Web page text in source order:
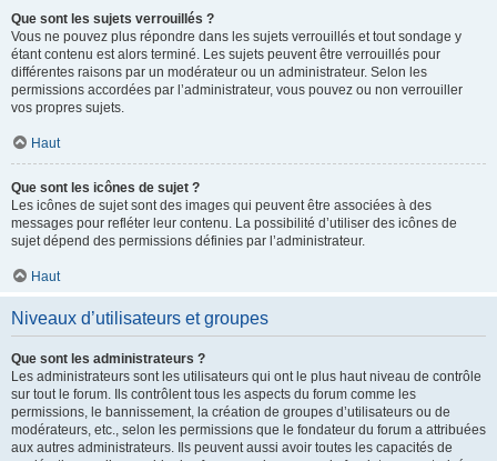
Que sont les sujets verrouillés ?
Vous ne pouvez plus répondre dans les sujets verrouillés et tout sondage y
étant contenu est alors terminé. Les sujets peuvent être verrouillés pour
différentes raisons par un modérateur ou un administrateur. Selon les
permissions accordées par l’administrateur, vous pouvez ou non verrouiller
vos propres sujets.
Haut
Que sont les icônes de sujet ?
Les icônes de sujet sont des images qui peuvent être associées à des
messages pour refléter leur contenu. La possibilité d’utiliser des icônes de
sujet dépend des permissions définies par l’administrateur.
Haut
Niveaux d’utilisateurs et groupes
Que sont les administrateurs ?
Les administrateurs sont les utilisateurs qui ont le plus haut niveau de contrôle
sur tout le forum. Ils contrôlent tous les aspects du forum comme les
permissions, le bannissement, la création de groupes d’utilisateurs ou de
modérateurs, etc., selon les permissions que le fondateur du forum a attribuées
aux autres administrateurs. Ils peuvent aussi avoir toutes les capacités de